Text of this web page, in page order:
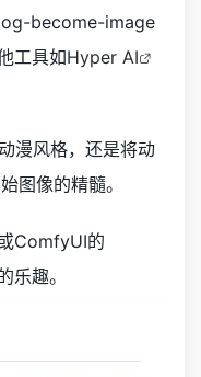
become-image
工具如Hyper AI
漫风格，还是将动
图像的精髓。
ComfyUI的
趣。